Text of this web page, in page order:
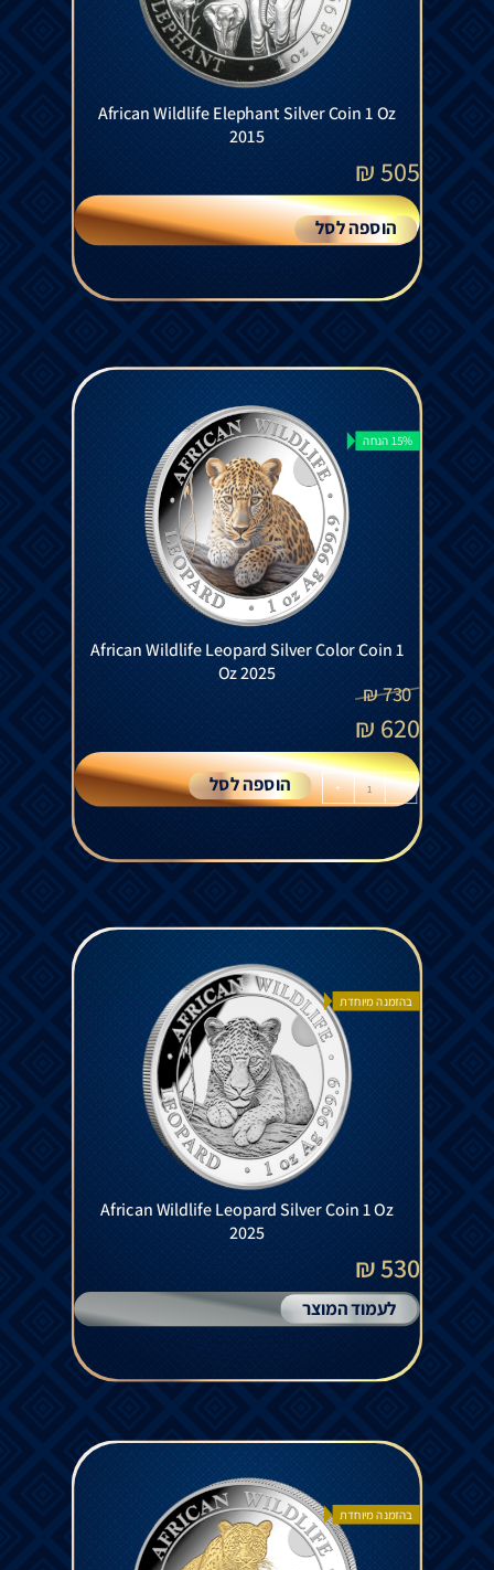
African Wildlife Elephant Silver Coin 1 Oz
2015
505
₪
הוספה לסל
15% הנחה
African Wildlife Leopard Silver Color Coin 1
Oz 2025
730
₪
620
₪
-
+ הוספה לסל
בהזמנה מיוחדת
African Wildlife Leopard Silver Coin 1 Oz
2025
530 ₪
לעמוד המוצר
בהזמנה מיוחדת